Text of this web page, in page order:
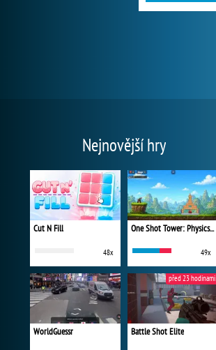
Nejnovější hry
Cut N Fill
48x
One Shot Tower: Physics Destroyer
49x
WorldGuessr Battle Shot Elite
před 23 hodinami